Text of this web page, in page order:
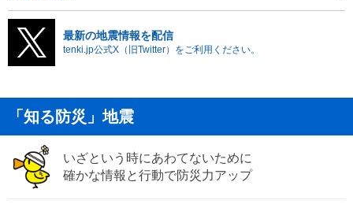
最新の地震情報を配信
tenki.jp公式X（旧Twitter）をご利用ください。
「知る防災」地震
いざという時にあわてないために
確かな情報と行動で防災力アップ